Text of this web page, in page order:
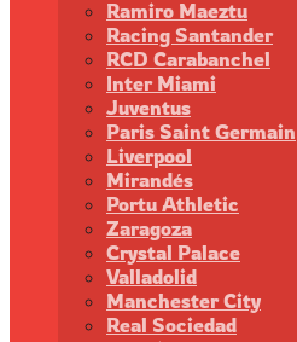
Ramiro Maeztu
Racing Santander
RCD Carabanchel
Inter Miami
Juventus
Paris Saint Germain
Liverpool
Mirandés
Portu Athletic
Zaragoza
Crystal Palace
Valladolid
Manchester City
Real Sociedad